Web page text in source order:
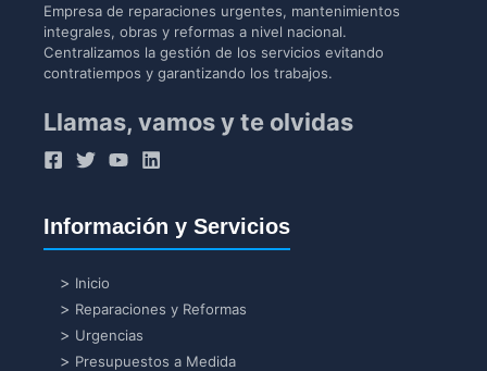
Empresa de reparaciones urgentes, mantenimientos
integrales, obras y reformas a nivel nacional.
Centralizamos la gestión de los servicios evitando
contratiempos y garantizando los trabajos.
Llamas, vamos y te olvidas
Información y Servicios
Inicio
Reparaciones y Reformas
Urgencias
Presupuestos a Medida